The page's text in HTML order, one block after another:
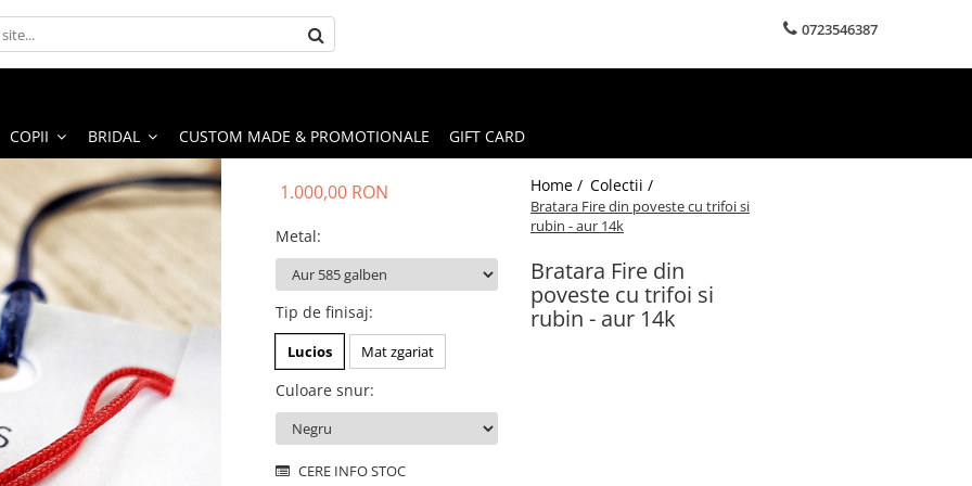
0723546387
COPII BRIDAL CUSTOM MADE & PROMOTIONALE GIFT CARD
Home / Colectii /
Bratara Fire din poveste cu trifoi si
rubin - aur 14k
Bratara Fire din
poveste cu trifoi si
rubin - aur 14k
1.000,00 RON
Metal:
Tip de finisaj:
Lucios Mat zgariat
Culoare snur:
CERE INFO STOC